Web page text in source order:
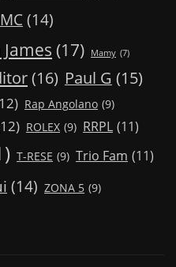
(14)
(17) Mamy (7)
(16) Paul G (15)
Rap Angolano (9)
ROLEX (9) RRPL (11)
T-RESE (9) Trio Fam (11)
(14) ZONA 5 (9)